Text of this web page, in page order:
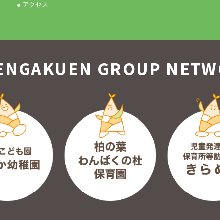
● アクセス
GROUP